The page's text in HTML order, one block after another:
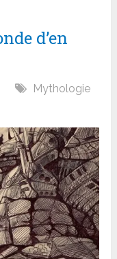
d’en
Mythologie